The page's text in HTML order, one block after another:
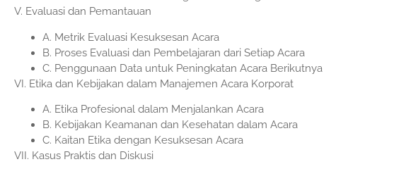
V. Evaluasi dan Pemantauan
A. Metrik Evaluasi Kesuksesan Acara
B. Proses Evaluasi dan Pembelajaran dari Setiap Acara
C. Penggunaan Data untuk Peningkatan Acara Berikutnya
VI. Etika dan Kebijakan dalam Manajemen Acara Korporat
A. Etika Profesional dalam Menjalankan Acara
B. Kebijakan Keamanan dan Kesehatan dalam Acara
C. Kaitan Etika dengan Kesuksesan Acara
VII. Kasus Praktis dan Diskusi